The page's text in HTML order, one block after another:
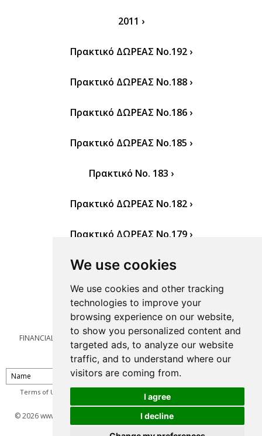
We use cookies
We use cookies and other tracking
technologies to improve your
browsing experience on our website,
to show you personalized content and
targeted ads, to analyze our website
traffic, and to understand where our
visitors are coming from.
I agree
I decline
2011 ›
Πρακτικό ΔΩΡΕΑΣ Νο.192 ›
Πρακτικό ΔΩΡΕΑΣ Νο.188 ›
Πρακτικό ΔΩΡΕΑΣ Νο.186 ›
Πρακτικό ΔΩΡΕΑΣ Νο.185 ›
Πρακτικό Νο. 183 ›
Πρακτικό ΔΩΡΕΑΣ Νο.182 ›
Πρακτικό ΔΩΡΕΑΣ Νο.179 ›
Πρακτικό ΔΩΡΕΑΣ Νο.176 ›
Πρακτικό ΔΩΡΕΑΣ Νο.173 ›
FINANCIAL LEGAL TERMS OF USE CAREER
PRIVACY POLICY
CONTACT
Cookies preferences
Terms of Use
© 2026 www.lubrico.gr all rights reservedΣχεδιασμός ιστοσελίδων
NetPlanet